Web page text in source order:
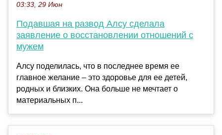
03:33, 29 Июн
Подавшая на развод Алсу сделала
заявление о восстановлении отношений с
мужем
Алсу поделилась, что в последнее время ее
главное желание – это здоровье для ее детей,
родных и близких. Она больше не мечтает о
материальных п...